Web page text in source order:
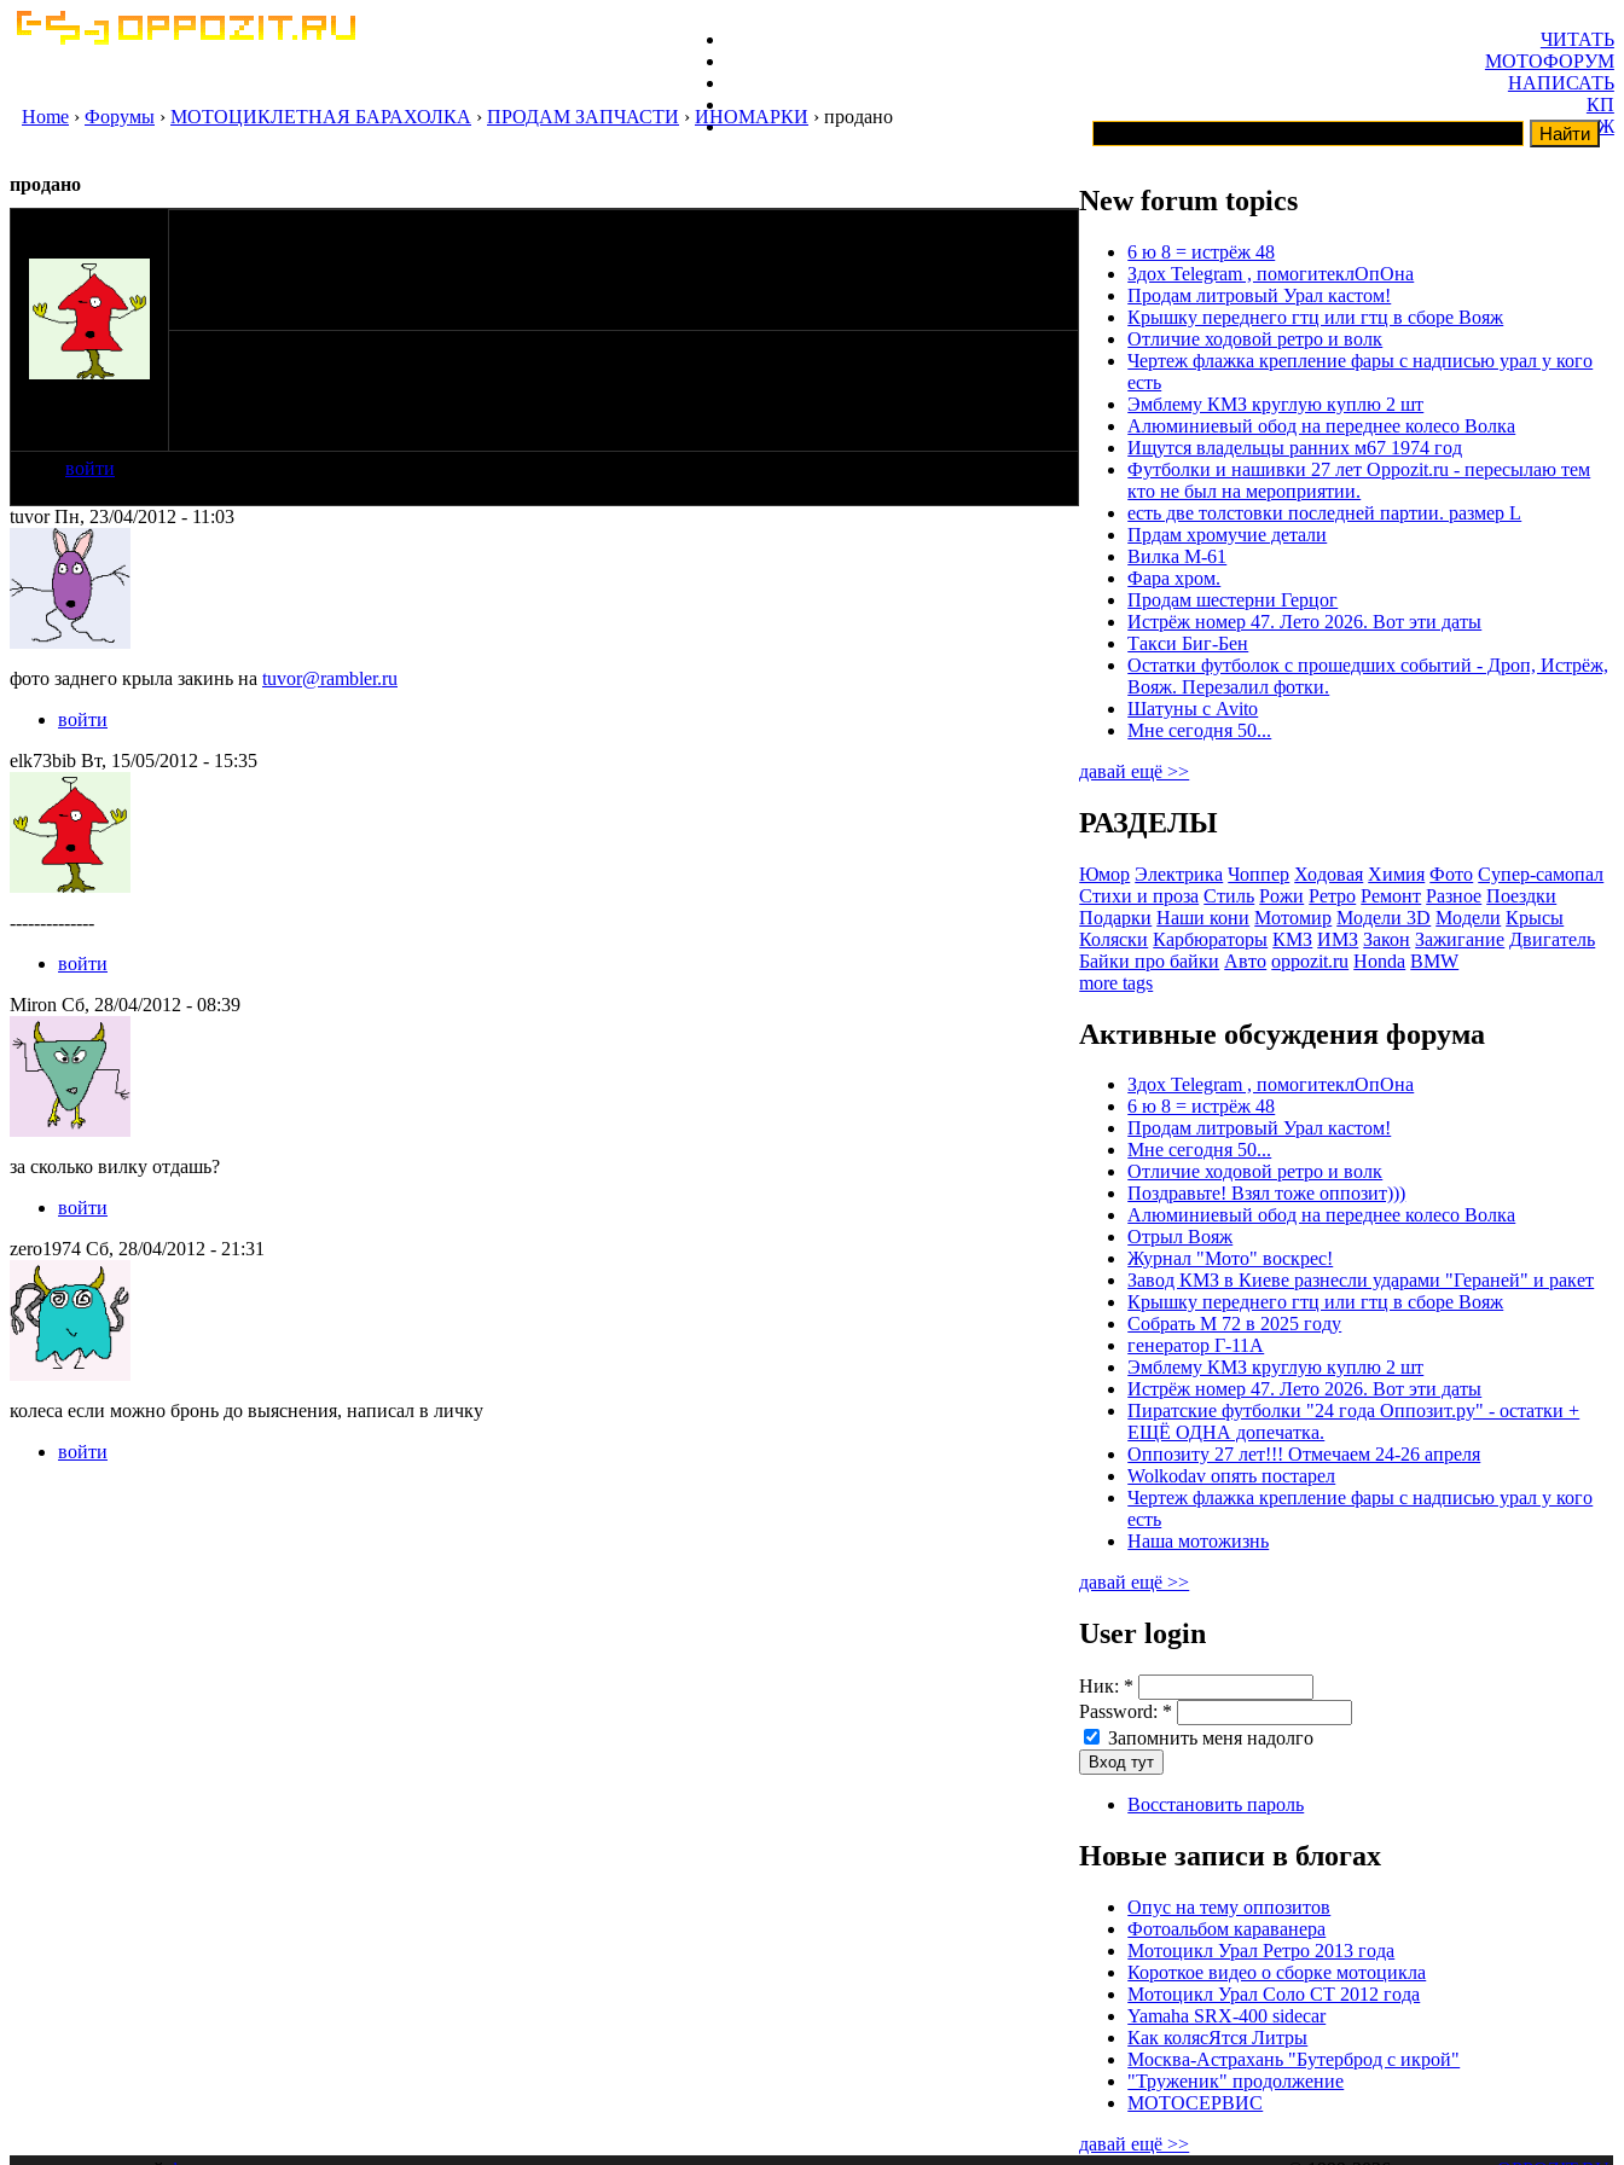
ЧИТАТЬ
МОТОФОРУМ
НАПИСАТЬ
КП
ГАРАЖ
Home › Форумы › МОТОЦИКЛЕТНАЯ БАРАХОЛКА › ПРОДАМ ЗАПЧАСТИ › ИНОМАРКИ › продано
продано
войти
tuvor Пн, 23/04/2012 - 11:03
фото заднего крыла закинь на tuvor@rambler.ru
войти
elk73bib Вт, 15/05/2012 - 15:35
--------------
войти
Miron Сб, 28/04/2012 - 08:39
за сколько вилку отдашь?
войти
zero1974 Сб, 28/04/2012 - 21:31
колеса если можно бронь до выяснения, написал в личку
войти
New forum topics
6 ю 8 = истрёж 48
Здох Telegram , помогитеклОпОна
Продам литровый Урал кастом!
Крышку переднего гтц или гтц в сборе Вояж
Отличие ходовой ретро и волк
Чертеж флажка крепление фары с надписью урал у кого
есть
Эмблему КМЗ круглую куплю 2 шт
Алюминиевый обод на переднее колесо Волка
Ищутся владельцы ранних м67 1974 год
Футболки и нашивки 27 лет Oppozit.ru - пересылаю тем
кто не был на мероприятии.
есть две толстовки последней партии. размер L
Прдам хромучие детали
Вилка М-61
Фара хром.
Продам шестерни Герцог
Истрёж номер 47. Лето 2026. Вот эти даты
Такси Биг-Бен
Остатки футболок с прошедших событий - Дроп, Истрёж,
Вояж. Перезалил фотки.
Шатуны с Avito
Мне сегодня 50...
давай ещё >>
РАЗДЕЛЫ
Юмор Электрика Чоппер Ходовая Химия Фото Супер-самопал
Стихи и проза Стиль Рожи Ретро Ремонт Разное Поездки
Подарки Наши кони Мотомир Модели 3D Модели Крысы
Коляски Карбюраторы КМЗ ИМЗ Закон Зажигание Двигатель
Байки про байки Авто oppozit.ru Honda BMW
more tags
Активные обсуждения форума
Здох Telegram , помогитеклОпОна
6 ю 8 = истрёж 48
Продам литровый Урал кастом!
Мне сегодня 50...
Отличие ходовой ретро и волк
Поздравьте! Взял тоже оппозит)))
Алюминиевый обод на переднее колесо Волка
Отрыл Вояж
Журнал "Мото" воскрес!
Завод КМЗ в Киеве разнесли ударами "Гераней" и ракет
Крышку переднего гтц или гтц в сборе Вояж
Собрать М 72 в 2025 году
генератор Г-11А
Эмблему КМЗ круглую куплю 2 шт
Истрёж номер 47. Лето 2026. Вот эти даты
Пиратские футболки "24 года Оппозит.ру" - остатки +
ЕЩЁ ОДНА допечатка.
Оппозиту 27 лет!!! Отмечаем 24-26 апреля
Wolkodav опять постарел
Чертеж флажка крепление фары с надписью урал у кого
есть
Наша мотожизнь
давай ещё >>
User login
Ник: *
Password: *
Запомнить меня надолго
Восстановить пароль
Новые записи в блогах
Опус на тему оппозитов
Фотоальбом караванера
Мотоцикл Урал Ретро 2013 года
Короткое видео о сборке мотоцикла
Мотоцикл Урал Соло СТ 2012 года
Yamaha SRX-400 sidecar
Как колясЯтся Литры
Москва-Астрахань "Бутерброд с икрой"
"Труженик" продолжение
МОТОСЕРВИС
давай ещё >>